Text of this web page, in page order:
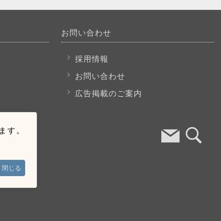
。
閉じる
お問い合わせ
採用情報
お問い合わせ
広告掲載のご案内